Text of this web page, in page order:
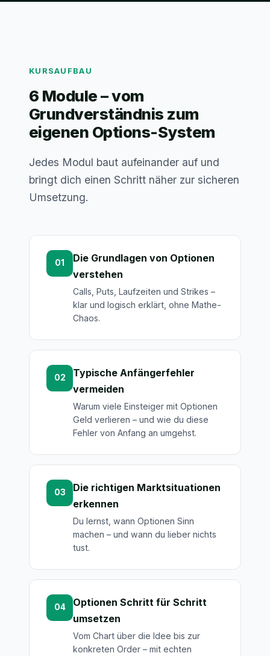
KURSAUFBAU
6 Module – vom
Grundverständnis zum
eigenen Options-System
Jedes Modul baut aufeinander auf und
bringt dich einen Schritt näher zur sicheren
Umsetzung.
01
Die Grundlagen von Optionen
verstehen
Calls, Puts, Laufzeiten und Strikes –
klar und logisch erklärt, ohne Mathe-
Chaos.
02
Typische Anfängerfehler
vermeiden
Warum viele Einsteiger mit Optionen
Geld verlieren – und wie du diese
Fehler von Anfang an umgehst.
03
Die richtigen Marktsituationen
erkennen
Du lernst, wann Optionen Sinn
machen – und wann du lieber nichts
tust.
04
Optionen Schritt für Schritt
umsetzen
Vom Chart über die Idee bis zur
konkreten Order – mit echten